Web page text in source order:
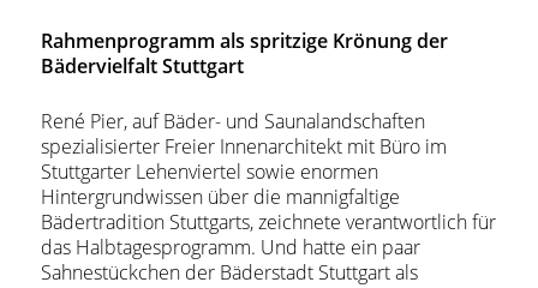
Rahmenprogramm als spritzige Krönung der
Bädervielfalt Stuttgart
René Pier, auf Bäder- und Saunalandschaften
spezialisierter Freier Innenarchitekt mit Büro im
Stuttgarter Lehenviertel sowie enormen
Hintergrundwissen über die mannigfaltige
Bädertradition Stuttgarts, zeichnete verantwortlich für
das Halbtagesprogramm. Und hatte ein paar
Sahnestückchen der Bäderstadt Stuttgart als